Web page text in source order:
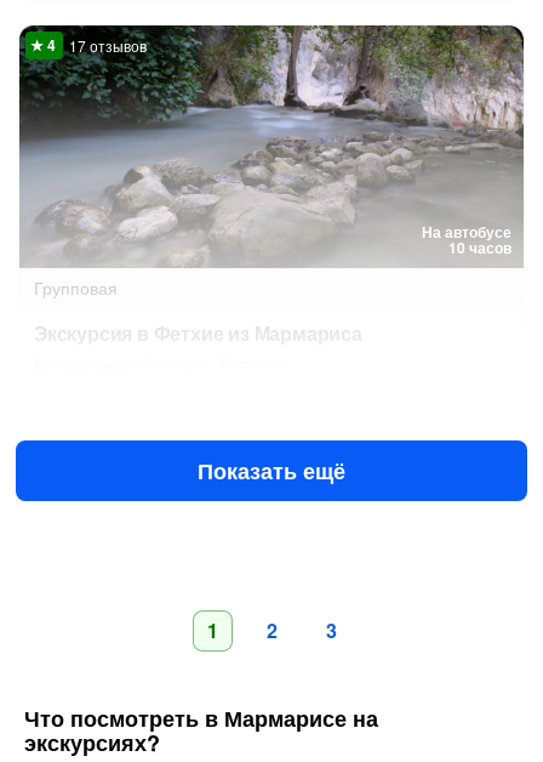
На автобусе
10 часов
17 отзывов
Групповая
Экскурсия в Фетхие из Мармариса
$59за человека
Показать ещё
1 2 3
Что посмотреть в Мармарисе на
экскурсиях?